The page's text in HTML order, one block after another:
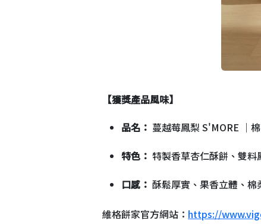
【獲獎產品風味】
品名： 蔓越莓鳳梨 S'MORE ｜
特色： 特製香草杏仁酥餅、雙料
口感： 酥鬆厚實、果香立體、棉
維格餅家官方網站： https://